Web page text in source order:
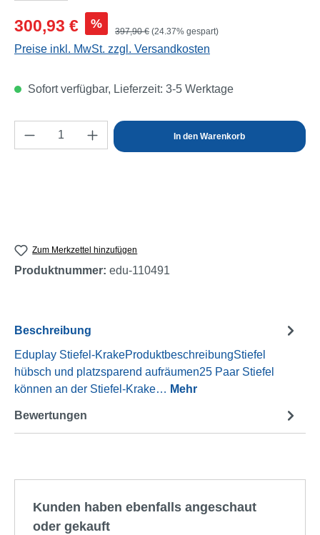
Verkaufspreis:
300,93 € % Regulärer Preis:
397,90 € (24.37% gespart)
Preise inkl. MwSt. zzgl. Versandkosten
Sofort verfügbar, Lieferzeit: 3-5 Werktage
Produkt Anzahl: Gib den gewünschten
In den Warenkorb
Zum Merkzettel hinzufügen
Produktnummer: edu-110491
Beschreibung
Eduplay Stiefel-KrakeProduktbeschreibungStiefel
hübsch und platzsparend aufräumen25 Paar Stiefel
können an der Stiefel-Krake… Mehr
Bewertungen
Kunden haben ebenfalls angeschaut
oder gekauft